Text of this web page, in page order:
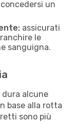
un
assicurati
le
sanguigna.
dura alcune
base alla rotta
sono più